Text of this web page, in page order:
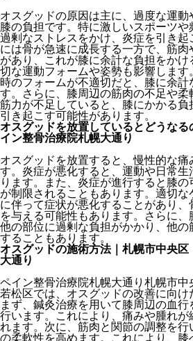
オスグッドの原因は主に、過度な運動
膝の負担です。特に激しいスポーツや
過剰なストレスをかけ、炎症を引き起
には骨が急速に成長する一方で、筋肉
があり、これが膝に余計な負担をか
切な運動フォームや姿勢も影響しま
時のフォームが不適切だと、膝に余計
す。さらに、膝周辺の筋肉の不足や柔
筋力が不足していると、膝にかかる
引き起こす可能性があります。
オスグッドを放置しているとどうな
イン整骨治療院札幌大通り
オスグッドを放置すると、慢性的な痛
す。炎症が悪化すると、運動や日常
ります。また、炎症が進行すると膝
が制限されることもあります。適切
に伴って症状が悪化することがあり
を与える可能性もあります。さらに
他の部位に過剰な負担がかかり、他
することもあります。
オスグッドの施術方法｜札幌市中央
大通り
ペイン整骨治療院札幌大通り札幌市中
若松区では、オスグッドの改善に向け
まず、鍼灸治療を用いて膝周辺の血
行います。これにより、痛みや腫れが
れます。次に、筋肉と関節の調整を
の柔軟性を高めます。これにより、